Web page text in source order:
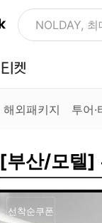
NOLDAY,
해외패키지 투어·
[부산/모텔]
선착순쿠폰